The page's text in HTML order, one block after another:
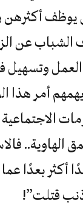
يوظف أكثرهن
الشباب عن
العمل وتسهيل
أمر هذا
الهاوية..
أكثر بعدًا
قتلت”!